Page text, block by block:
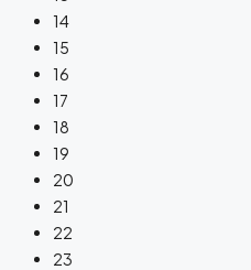
14
15
16
17
18
19
20
21
22
23